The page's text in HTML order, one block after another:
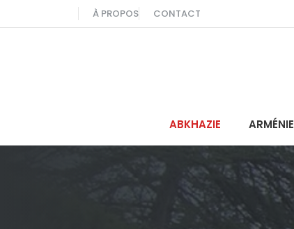
au
À PROPOS CONTACT
ABKHAZIE ARMÉNIE